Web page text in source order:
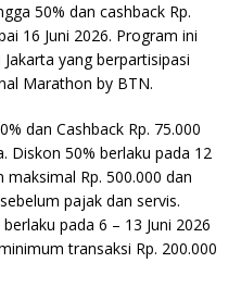
50% dan cashback Rp.
16 Juni 2026. Program ini
yang berpartisipasi
Marathon by BTN.
dan Cashback Rp. 75.000
Diskon 50% berlaku pada 12
Rp. 500.000 dan
pajak dan servis.
pada 6 – 13 Juni 2026
transaksi Rp. 200.000